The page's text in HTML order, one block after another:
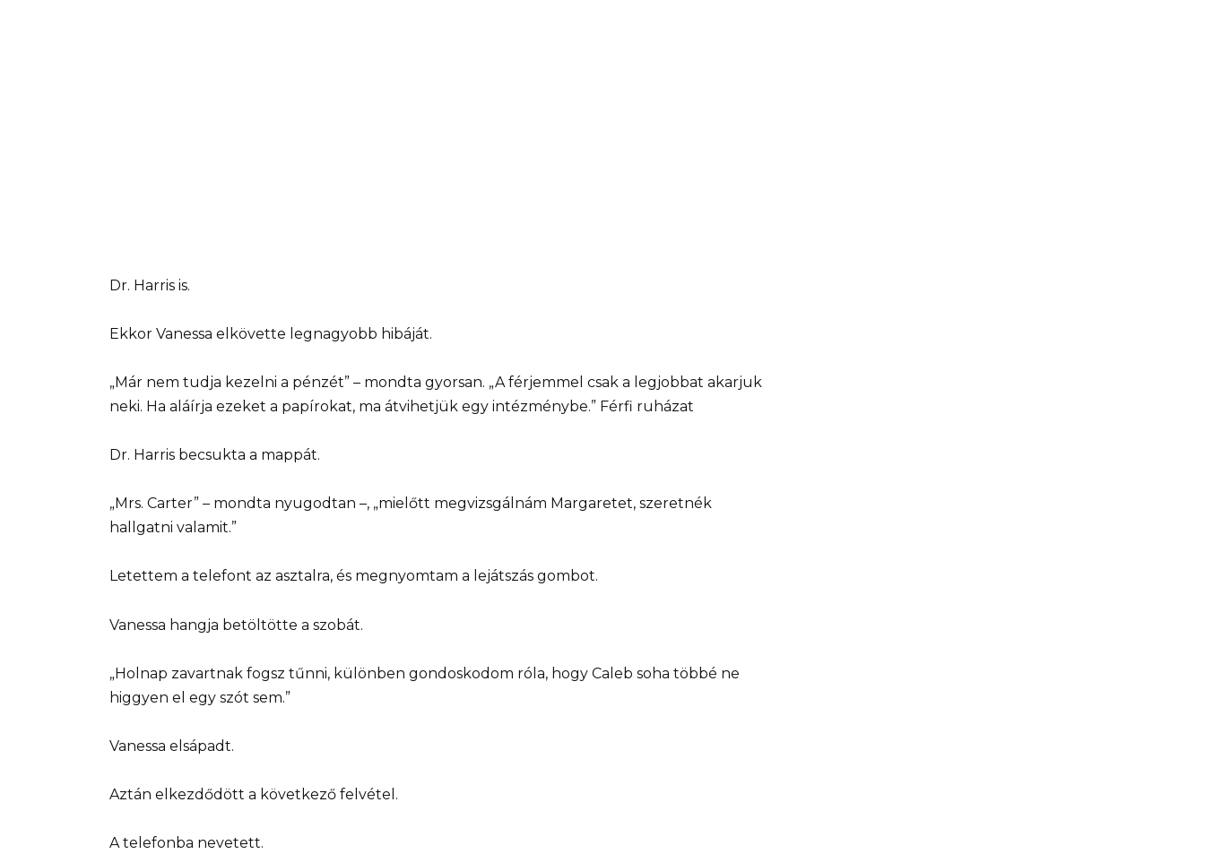
Dr. Harris is.
Ekkor Vanessa elkövette legnagyobb hibáját.
„Már nem tudja kezelni a pénzét” – mondta gyorsan. „A férjemmel csak a legjobbat akarjuk
neki. Ha aláírja ezeket a papírokat, ma átvihetjük egy intézménybe.” Férfi ruházat
Dr. Harris becsukta a mappát.
„Mrs. Carter” – mondta nyugodtan –, „mielőtt megvizsgálnám Margaretet, szeretnék
hallgatni valamit.”
Letettem a telefont az asztalra, és megnyomtam a lejátszás gombot.
Vanessa hangja betöltötte a szobát.
„Holnap zavartnak fogsz tűnni, különben gondoskodom róla, hogy Caleb soha többé ne
higgyen el egy szót sem.”
Vanessa elsápadt.
Aztán elkezdődött a következő felvétel.
A telefonba nevetett.